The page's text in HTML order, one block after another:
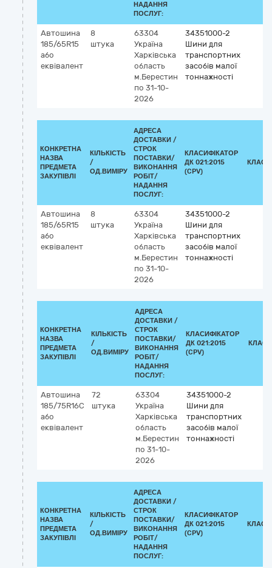
НАДАННЯ
ПОСЛУГ:
Автошина
185/65R15
або
еквівалент
8
штука
63304
Україна
Харківська
область
м.Берестин
по 31-10-
2026
34351000-2
Шини для
транспортних
засобів малої
тоннажності
КОНКРЕТНА
НАЗВА
ПРЕДМЕТА
ЗАКУПІВЛІ
КІЛЬКІСТЬ
/
ОД.ВИМІРУ
АДРЕСА
ДОСТАВКИ /
СТРОК
ПОСТАВКИ/
ВИКОНАННЯ
РОБІТ/
НАДАННЯ
ПОСЛУГ:
КЛАСИФІКАТОР
ДК 021:2015
(CPV)
Автошина
185/65R15
або
еквівалент
8
штука
63304
Україна
Харківська
область
м.Берестин
по 31-10-
2026
34351000-2
Шини для
транспортних
засобів малої
тоннажності
КОНКРЕТНА
НАЗВА
ПРЕДМЕТА
ЗАКУПІВЛІ
КІЛЬКІСТЬ
/
ОД.ВИМІРУ
АДРЕСА
ДОСТАВКИ /
СТРОК
ПОСТАВКИ/
ВИКОНАННЯ
РОБІТ/
НАДАННЯ
ПОСЛУГ:
КЛАСИФІКАТОР
ДК 021:2015
(CPV)
Автошина
185/75R16С
або
еквівалент
72
штука
63304
Україна
Харківська
область
м.Берестин
по 31-10-
2026
34351000-2
Шини для
транспортних
засобів малої
тоннажності
КОНКРЕТНА
НАЗВА
ПРЕДМЕТА
ЗАКУПІВЛІ
КІЛЬКІСТЬ
/
ОД.ВИМІРУ
АДРЕСА
ДОСТАВКИ /
СТРОК
ПОСТАВКИ/
ВИКОНАННЯ
РОБІТ/
НАДАННЯ
ПОСЛУГ:
КЛАСИФІКАТОР
ДК 021:2015
(CPV)